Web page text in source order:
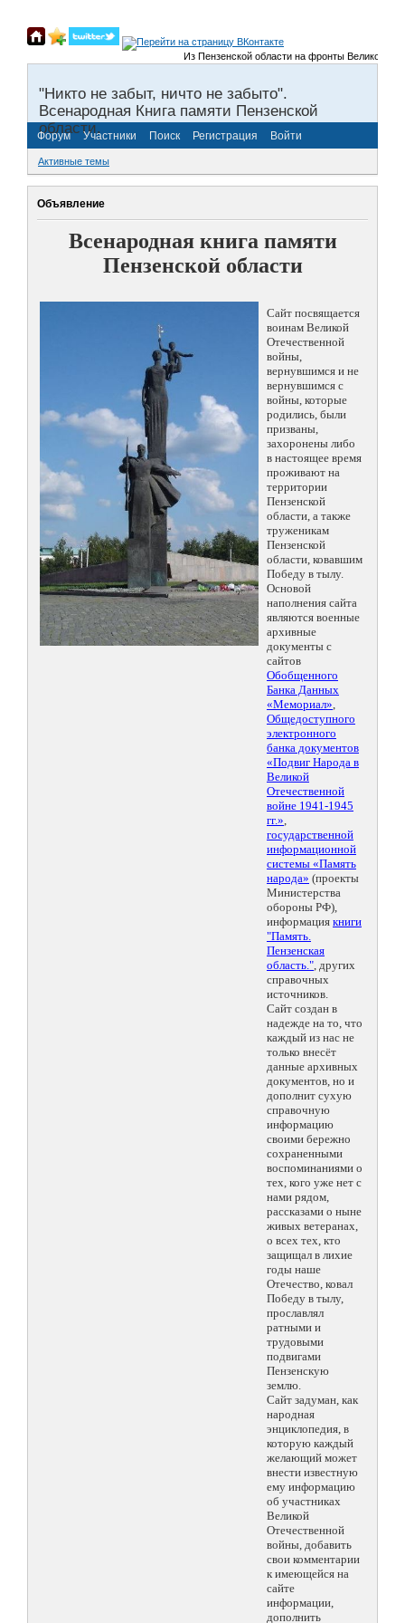
Из Пензенской области на фронты Великой
"Никто не забыт, ничто не забыто".
Всенародная Книга памяти Пензенской
области.
Форум Участники Поиск Регистрация Войти
Активные темы
Объявление
Всенародная книга памяти
Пензенской области
Сайт посвящается
воинам Великой
Отечественной
войны,
вернувшимся и не
вернувшимся с
войны, которые
родились, были
призваны,
захоронены либо
в настоящее время
проживают на
территории
Пензенской
области, а также
труженикам
Пензенской
области, ковавшим
Победу в тылу.
Основой
наполнения сайта
являются военные
архивные
документы с
сайтов
Обобщенного
Банка Данных
«Мемориал»,
Общедоступного
электронного
банка документов
«Подвиг Народа в
Великой
Отечественной
войне 1941-1945
гг.»,
государственной
информационной
системы «Память
народа» (проекты
Министерства
обороны РФ),
информация книги
"Память.
Пензенская
область.", других
справочных
источников.
Сайт создан в
надежде на то, что
каждый из нас не
только внесёт
данные архивных
документов, но и
дополнит сухую
справочную
информацию
своими бережно
сохраненными
воспоминаниями о
тех, кого уже нет с
нами рядом,
рассказами о ныне
живых ветеранах,
о всех тех, кто
защищал в лихие
годы наше
Отечество, ковал
Победу в тылу,
прославлял
ратными и
трудовыми
подвигами
Пензенскую
землю.
Сайт задуман, как
народная
энциклопедия, в
которую каждый
желающий может
внести известную
ему информацию
об участниках
Великой
Отечественной
войны, добавить
свои комментарии
к имеющейся на
сайте
информации,
дополнить